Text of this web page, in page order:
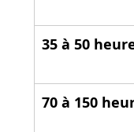
35 à 50
70 à 150